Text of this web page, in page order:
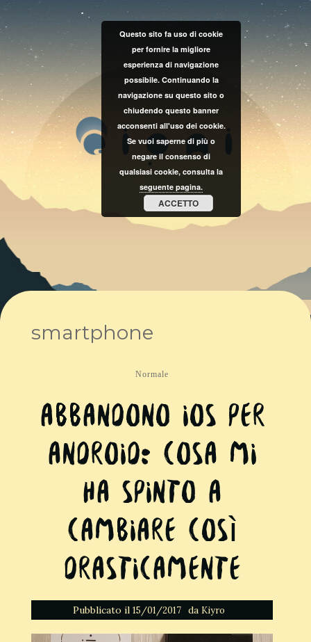
smartphone
Normale
​Abbandono iOS per
Android: cosa mi
ha spinto a
cambiare così
drasticamente
Pubblicato il 15/01/2017 da Kiyro
Questo sito fa uso di cookie
per fornire la migliore
esperienza di navigazione
possibile. Continuando la
navigazione su questo sito o
chiudendo questo banner
acconsenti all'uso dei cookie.
Se vuoi saperne di più o
negare il consenso di
qualsiasi cookie, consulta la
seguente pagina.
ACCETTO